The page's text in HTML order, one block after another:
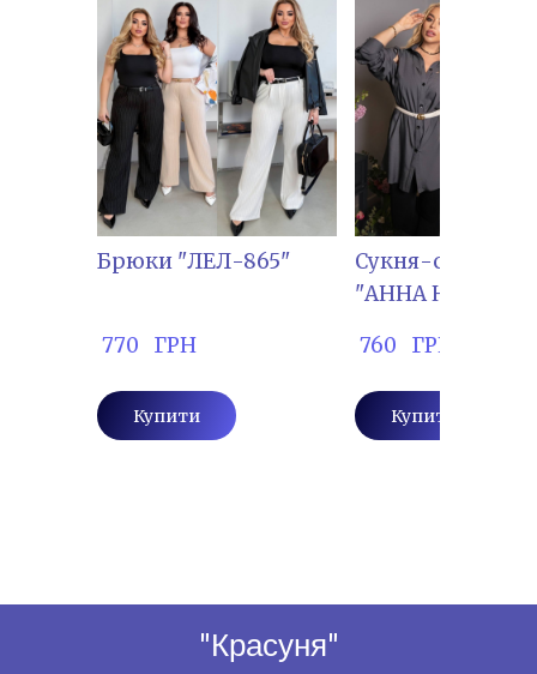
Брюки "ЛЕЛ-865"
770   ГРН
Купити
Сукня-сорочка
"АННА Н-971"
760   ГРН
Купити
"Красуня"